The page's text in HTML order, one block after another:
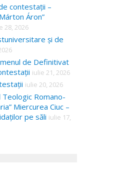
contestații –
Áron”
28, 2026
și de
de Definitivat
iulie 21, 2026
iulie 20, 2026
Teologic Romano-
Miercurea Ciuc –
pe săli iulie 17,